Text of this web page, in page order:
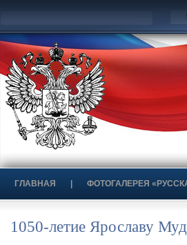
ГЛАВНАЯ ФОТОГАЛЕРЕЯ
1050-летие Ярославу